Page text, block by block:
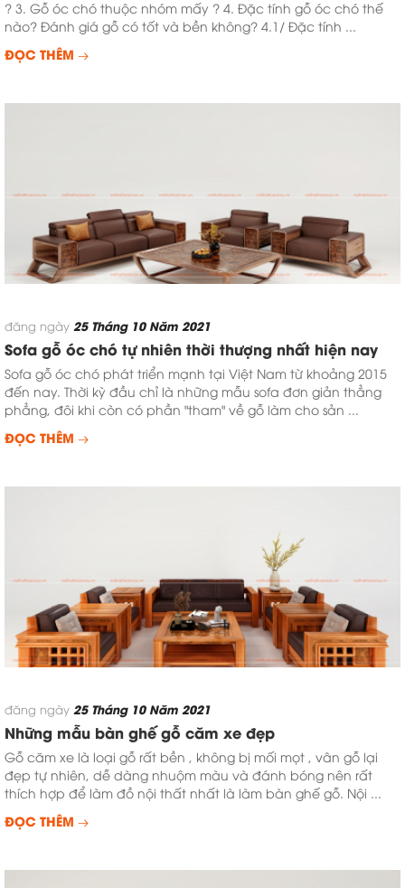
? 3. Gỗ óc chó thuộc nhóm mấy ? 4. Đặc tính gỗ óc chó thế
nào? Đánh giá gỗ có tốt và bền không? 4.1/ Đặc tính ...
ĐỌC THÊM
đăng ngày 25 Tháng 10 Năm 2021
Sofa gỗ óc chó tự nhiên thời thượng nhất hiện nay
Sofa gỗ óc chó phát triển mạnh tại Việt Nam từ khoảng 2015
đến nay. Thời kỳ đầu chỉ là những mẫu sofa đơn giản thẳng
phẳng, đôi khi còn có phần "tham" về gỗ làm cho sản ...
ĐỌC THÊM
đăng ngày 25 Tháng 10 Năm 2021
Những mẫu bàn ghế gỗ căm xe đẹp
Gỗ căm xe là loại gỗ rất bền , không bị mối mọt , vân gỗ lại
đẹp tự nhiên, dễ dàng nhuộm màu và đánh bóng nên rất
thích hợp để làm đồ nội thất nhất là làm bàn ghế gỗ. Nội ...
ĐỌC THÊM